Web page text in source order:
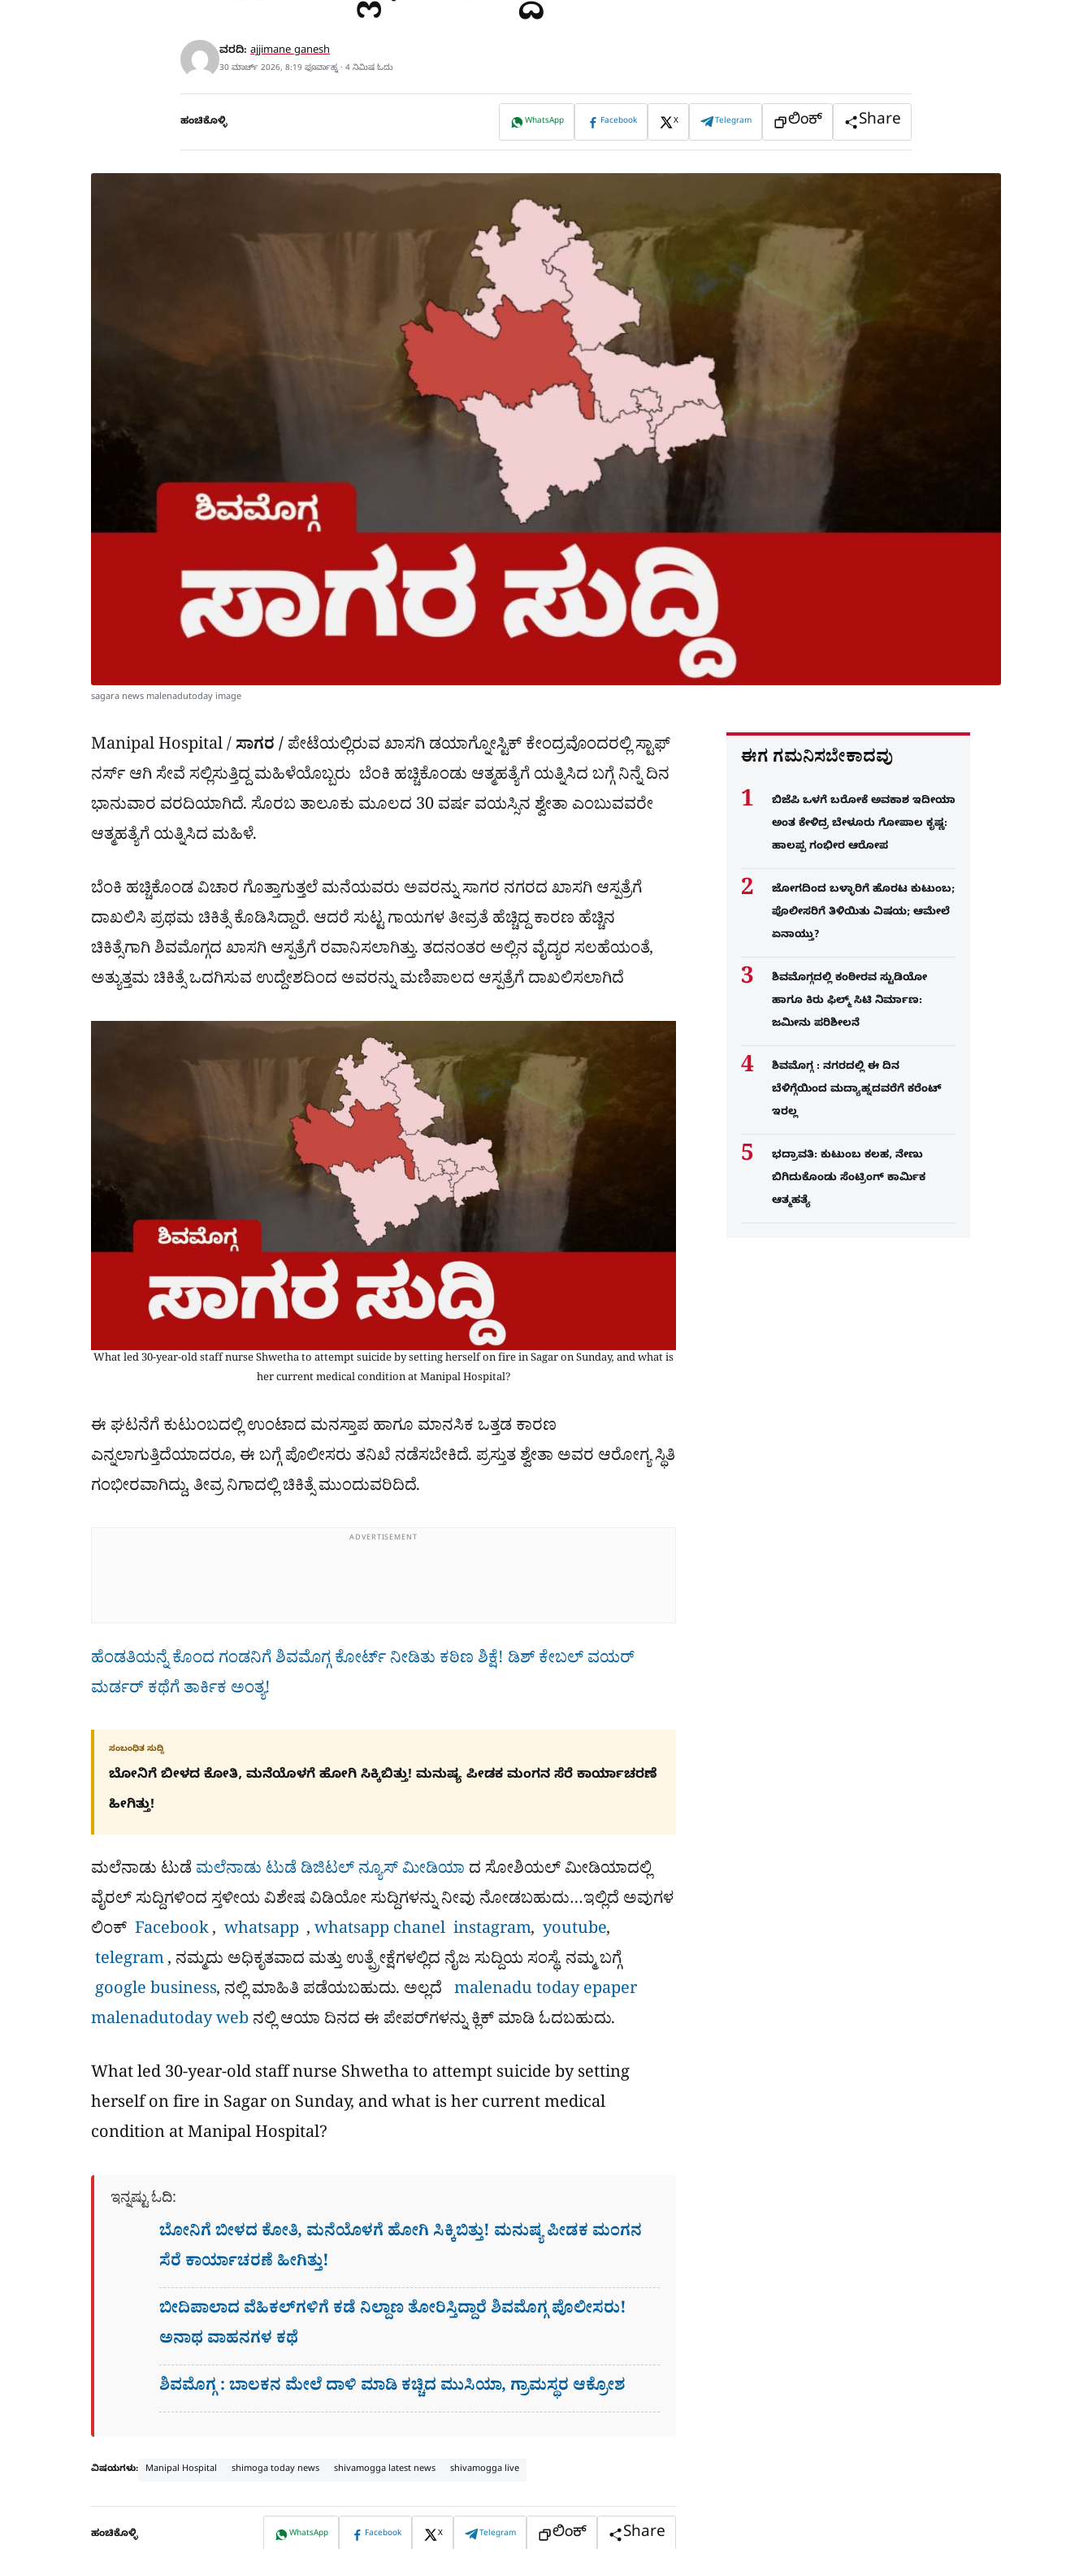
ವರದಿ: ajjimane ganesh
30 ಮಾರ್ಚ್ 2026, 8:19 ಫೂರ್ವಾಹ್ನ · 4 ನಿಮಿಷ ಓದು
ಹಂಚಿಕೊಳ್ಳಿ WhatsApp Facebook X Telegram ಲಿಂಕ್ Share
sagara news malenadutoday image
Manipal Hospital /ಸಾಗರ /ಪೇಟೆಯಲ್ಲಿರುವ ಖಾಸಗಿ ಡಯಾಗ್ನೋಸ್ಟಿಕ್ ಕೇಂದ್ರವೊಂದರಲ್ಲಿ ಸ್ಟಾಫ್
ನರ್ಸ್ ಆಗಿ ಸೇವೆ ಸಲ್ಲಿಸುತ್ತಿದ್ದ ಮಹಿಳೆಯೊಬ್ಬರು ಬೆಂಕಿ ಹಚ್ಚಿಕೊಂಡು ಆತ್ಮಹತ್ಯೆಗೆ ಯತ್ನಿಸಿದ ಬಗ್ಗೆ ನಿನ್ನೆ ದಿನ
ಭಾನುವಾರ ವರದಿಯಾಗಿದೆ. ಸೊರಬ ತಾಲೂಕು ಮೂಲದ 30 ವರ್ಷ ವಯಸ್ಸಿನ ಶ್ವೇತಾ ಎಂಬುವವರೇ
ಆತ್ಮಹತ್ಯೆಗೆ ಯತ್ನಿಸಿದ ಮಹಿಳೆ.
ಬೆಂಕಿ ಹಚ್ಚಿಕೊಂಡ ವಿಚಾರ ಗೊತ್ತಾಗುತ್ತಲೆ ಮನೆಯವರು ಅವರನ್ನು ಸಾಗರ ನಗರದ ಖಾಸಗಿ ಆಸ್ಪತ್ರೆಗೆ
ದಾಖಲಿಸಿ ಪ್ರಥಮ ಚಿಕಿತ್ಸೆ ಕೊಡಿಸಿದ್ದಾರೆ. ಆದರೆ ಸುಟ್ಟ ಗಾಯಗಳ ತೀವ್ರತೆ ಹೆಚ್ಚಿದ್ದ ಕಾರಣ ಹೆಚ್ಚಿನ
ಚಿಕಿತ್ಸೆಗಾಗಿ ಶಿವಮೊಗ್ಗದ ಖಾಸಗಿ ಆಸ್ಪತ್ರೆಗೆ ರವಾನಿಸಲಾಗಿತ್ತು. ತದನಂತರ ಅಲ್ಲಿನ ವೈದ್ಯರ ಸಲಹೆಯಂತೆ,
ಅತ್ಯುತ್ತಮ ಚಿಕಿತ್ಸೆ ಒದಗಿಸುವ ಉದ್ದೇಶದಿಂದ ಅವರನ್ನು ಮಣಿಪಾಲದ ಆಸ್ಪತ್ರೆಗೆ ದಾಖಲಿಸಲಾಗಿದೆ
What led 30-year-old staff nurse Shwetha to attempt suicide by setting herself on fire in Sagar on Sunday, and what is
her current medical condition at Manipal Hospital?
ಈ ಘಟನೆಗೆ ಕುಟುಂಬದಲ್ಲಿ ಉಂಟಾದ ಮನಸ್ತಾಪ ಹಾಗೂ ಮಾನಸಿಕ ಒತ್ತಡ ಕಾರಣ
ಎನ್ನಲಾಗುತ್ತಿದೆಯಾದರೂ, ಈ ಬಗ್ಗೆ ಪೊಲೀಸರು ತನಿಖೆ ನಡೆಸಬೇಕಿದೆ. ಪ್ರಸ್ತುತ ಶ್ವೇತಾ ಅವರ ಆರೋಗ್ಯ ಸ್ಥಿತಿ
ಗಂಭೀರವಾಗಿದ್ದು, ತೀವ್ರ ನಿಗಾದಲ್ಲಿ ಚಿಕಿತ್ಸೆ ಮುಂದುವರಿದಿದೆ.
ADVERTISEMENT
ಹೆಂಡತಿಯನ್ನೆ ಕೊಂದ ಗಂಡನಿಗೆ ಶಿವಮೊಗ್ಗ ಕೋರ್ಟ್​ ನೀಡಿತು ಕಠಿಣ ಶಿಕ್ಷೆ! ಡಿಶ್​ ಕೇಬಲ್​ ವಯರ್​
ಮರ್ಡರ್​ ಕಥೆಗೆ ತಾರ್ಕಿಕ ಅಂತ್ಯ!
ಸಂಬಂಧಿತ ಸುದ್ದಿ
ಬೋನಿಗೆ ಬೀಳದ ಕೋತಿ, ಮನೆಯೊಳಗೆ ಹೋಗಿ ಸಿಕ್ಕಿಬಿತ್ತು! ಮನುಷ್ಯ ಪೀಡಕ ಮಂಗನ ಸೆರೆ ಕಾರ್ಯಾಚರಣೆ
ಹೀಗಿತ್ತು!
ಮಲೆನಾಡು ಟುಡೆ ಮಲೆನಾಡು ಟುಡೆ ಡಿಜಿಟಲ್ ನ್ಯೂಸ್ ಮೀಡಿಯಾ ದ ಸೋಶಿಯಲ್​ ಮೀಡಿಯಾದಲ್ಲಿ
ವೈರಲ್​ ಸುದ್ದಿಗಳಿಂದ ಸ್ತಳೀಯ ವಿಶೇಷ ವಿಡಿಯೋ ಸುದ್ದಿಗಳನ್ನು ನೀವು ನೋಡಬಹುದು…ಇಲ್ಲಿದೆ ಅವುಗಳ
ಲಿಂಕ್ Facebook, whatsapp ,whatsapp chanel instagram, youtube,
telegram, ನಮ್ಮದು ಅಧಿಕೃತವಾದ ಮತ್ತು ಉತ್ಪ್ರೇಕ್ಷೆಗಳಲ್ಲಿದ ನೈಜ ಸುದ್ದಿಯ ಸಂಸ್ಥೆ. ನಮ್ಮ ಬಗ್ಗೆ
google business, ನಲ್ಲಿ ಮಾಹಿತಿ ಪಡೆಯಬಹುದು. ಅಲ್ಲದೆ malenadu today epaper
malenadutoday webನಲ್ಲಿ ಆಯಾ ದಿನದ ಈ ಪೇಪರ್​ಗಳನ್ನು ಕ್ಲಿಕ್ ಮಾಡಿ ಓದಬಹುದು.
What led 30-year-old staff nurse Shwetha to attempt suicide by setting
herself on fire in Sagar on Sunday, and what is her current medical
condition at Manipal Hospital?
ಇನ್ನಷ್ಟು ಓದಿ:
ಬೋನಿಗೆ ಬೀಳದ ಕೋತಿ, ಮನೆಯೊಳಗೆ ಹೋಗಿ ಸಿಕ್ಕಿಬಿತ್ತು! ಮನುಷ್ಯ ಪೀಡಕ ಮಂಗನ
ಸೆರೆ ಕಾರ್ಯಾಚರಣೆ ಹೀಗಿತ್ತು!
ಬೀದಿಪಾಲಾದ ವೆಹಿಕಲ್​ಗಳಿಗೆ ಕಡೆ ನಿಲ್ದಾಣ ತೋರಿಸ್ತಿದ್ದಾರೆ ಶಿವಮೊಗ್ಗ ಪೊಲೀಸರು!
ಅನಾಥ ವಾಹನಗಳ ಕಥೆ
ಶಿವಮೊಗ್ಗ : ಬಾಲಕನ ಮೇಲೆ ದಾಳಿ ಮಾಡಿ ಕಚ್ಚಿದ ಮುಸಿಯಾ, ಗ್ರಾಮಸ್ಥರ ಆಕ್ರೋಶ
ವಿಷಯಗಳು: Manipal Hospital shimoga today news shivamogga latest news shivamogga live
ಹಂಚಿಕೊಳ್ಳಿ WhatsApp Facebook X Telegram ಲಿಂಕ್ Share
ಈಗ ಗಮನಿಸಬೇಕಾದವು
ಬಿಜೆಪಿ ಒಳಗೆ ಬರೋಕೆ ಅವಕಾಶ ಇದೀಯಾ
ಅಂತ ಕೇಳಿದ್ರ ಬೇಳೂರು ಗೋಪಾಲ ಕೃಷ್ಣ:
ಹಾಲಪ್ಪ ಗಂಭೀರ ಆರೋಪ
ಜೋಗದಿಂದ ಬಳ್ಳಾರಿಗೆ ಹೊರಟ ಕುಟುಂಬ;
ಪೊಲೀಸರಿಗೆ ತಿಳಿಯಿತು ವಿಷಯ; ಆಮೇಲೆ
ಏನಾಯ್ತು?
ಶಿವಮೊಗ್ಗದಲ್ಲಿ ಕಂಠೀರವ ಸ್ಟುಡಿಯೋ
ಹಾಗೂ ಕಿರು ಫಿಲ್ಮ್ ಸಿಟಿ ನಿರ್ಮಾಣ:
ಜಮೀನು ಪರಿಶೀಲನೆ
ಶಿವಮೊಗ್ಗ : ನಗರದಲ್ಲಿ ಈ ದಿನ
ಬೆಳಿಗ್ಗೆಯಿಂದ ಮದ್ಯಾಹ್ನದವರೆಗೆ ಕರೆಂಟ್​
ಇರಲ್ಲ
ಭದ್ರಾವತಿ: ಕುಟುಂಬ ಕಲಹ, ನೇಣು
ಬಿಗಿದುಕೊಂಡು ಸೆಂಟ್ರಿಂಗ್​ ಕಾರ್ಮಿಕ
ಆತ್ಮಹತ್ಯೆ